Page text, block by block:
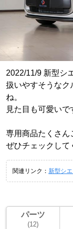
2022/11/9 新型シ
扱いやすそうなク
ね。
見た目も可愛いで
専用商品たくさん
ぜひチェックして
関連リンク： 新型シ
パーツ
(12)